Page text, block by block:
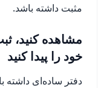
مثبت داشته باشد.
مشاهده کنید،
خود را پیدا کنید
دفتر ساده‌ای داشته